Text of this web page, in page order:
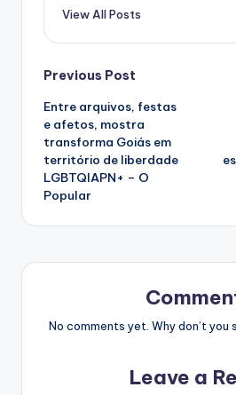
View All Posts
Post
navigation
Previous Post
Entre arquivos, festas
e afetos, mostra
transforma Goiás em
território de liberdade
LGBTQIAPN+ – O
Popular
No comments yet. Why don’t
Leave a